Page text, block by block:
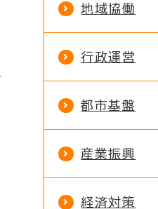
地域協働
行政運営
都市基盤
産業振興
経済対策